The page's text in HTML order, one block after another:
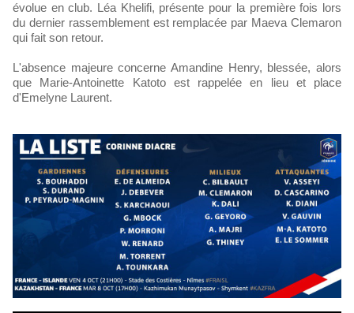
évolue en club. Léa Khelifi, présente pour la première fois lors
du dernier rassemblement est remplacée par Maeva Clemaron
qui fait son retour.
L'absence majeure concerne Amandine Henry, blessée, alors
que Marie-Antoinette Katoto est rappelée en lieu et place
d'Emelyne Laurent.